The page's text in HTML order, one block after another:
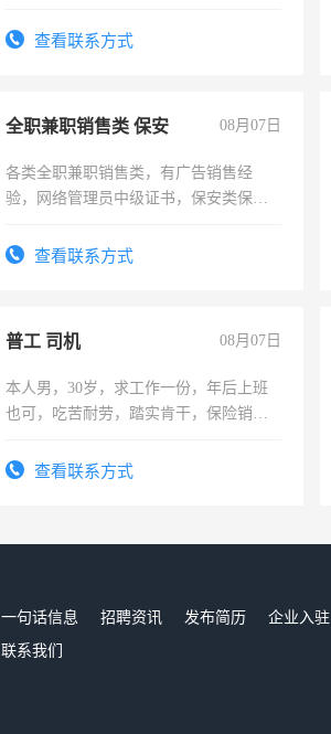
查看联系方式
全职兼职销售类 保安 08月07日
各类全职兼职销售类，有广告销售经
验，网络管理员中级证书，保安类保安
有高低压电工证和十几年工作经验
查看联系方式
普工 司机 08月07日
本人男，30岁，求工作一份，年后上班
也可，吃苦耐劳，踏实肯干，保险销售
查看联系方式
一句话信息 招聘资讯 发布简历 企业入驻
联系我们